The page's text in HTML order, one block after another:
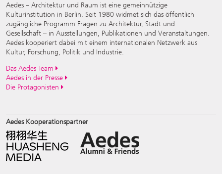
Aedes – Architektur und Raum ist eine gemeinnützige
Kulturinstitution in Berlin. Seit 1980 widmet sich das öffentlich
zugängliche Programm Fragen zu Architektur, Stadt und
Gesellschaft – in Ausstellungen, Publikationen und Veranstaltungen.
Aedes kooperiert dabei mit einem internationalen Netzwerk aus
Kultur, Forschung, Politik und Industrie.
Das Aedes Team
Aedes in der Presse
Die Protagonisten
Aedes Kooperationspartner